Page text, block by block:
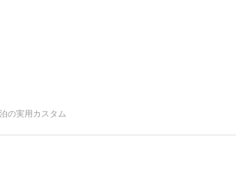
の実用カスタム